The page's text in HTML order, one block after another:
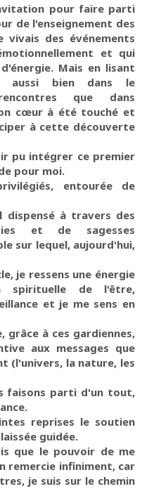
pour faire parti
de l'enseignement des
vivais des événements
et qui
Mais en lisant
aussi bien dans le
que dans
cœur à été touché et
à cette découverte
pu intégrer ce premier
pour moi.
entourée de
dispensé à travers des
et de sagesses
sur lequel, aujourd'hui,
je ressens une énergie
spirituelle de l'être,
et je me sens en
grâce à ces gardiennes,
aux messages que
(l'univers, la nature, les
faisons parti d'un tout,
reprises le soutien
guidée.
que le pouvoir de me
remercie infiniment, car
je suis sur le chemin